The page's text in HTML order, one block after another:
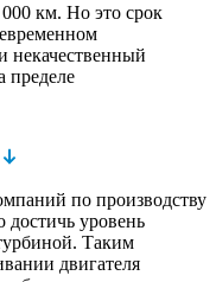
км. Но это срок
некачественный
пределе
по производству
достичь уровень
Таким
двигателя